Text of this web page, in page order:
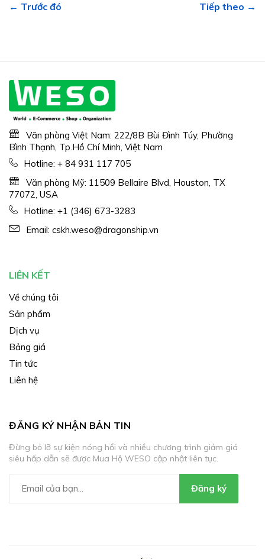
← Trước đó Tiếp theo →
Văn phòng Việt Nam: 222/8B Bùi Đình Túy, Phường
Bình Thạnh, Tp.Hồ Chí Minh, Việt Nam
Hotline: + 84 931 117 705
Văn phòng Mỹ: 11509 Bellaire Blvd, Houston, TX
77072, USA
Hotline: +1 (346) 673-3283
Email: cskh.weso@dragonship.vn
LIÊN KẾT
Về chúng tôi
Sản phẩm
Dịch vụ
Bảng giá
Tin tức
Liên hệ
ĐĂNG KÝ NHẬN BẢN TIN
Đừng bỏ lỡ sự kiện nóng hổi và nhiều chương trình giảm giá
siêu hấp dẫn sẽ được Mua Hộ WESO cập nhật liên tục.
Đăng ký